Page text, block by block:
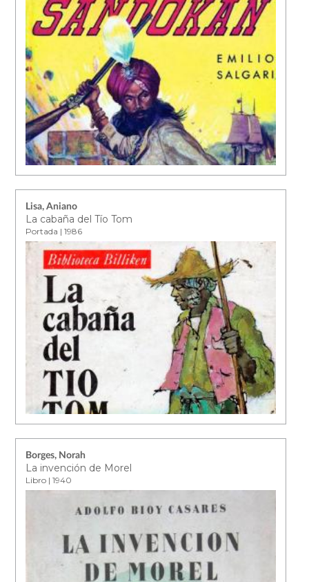
Lisa, Aniano
La cabaña del Tío Tom
Portada | 1986
Borges, Norah
La invención de Morel
Libro | 1940